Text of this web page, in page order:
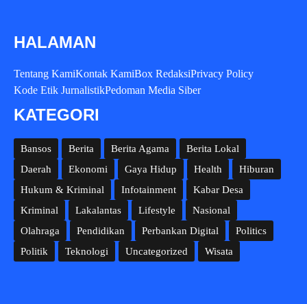
HALAMAN
Tentang KamiKontak KamiBox RedaksiPrivacy Policy
Kode Etik JurnalistikPedoman Media Siber
KATEGORI
Bansos Berita Berita Agama
Berita Lokal
Daerah
Ekonomi Gaya Hidup Health
Hiburan
Hukum & Kriminal
Infotainment
Kabar Desa
Kriminal
Lakalantas Lifestyle
Nasional
Olahraga
Pendidikan Perbankan Digital
Politics
Politik
Teknologi Uncategorized Wisata